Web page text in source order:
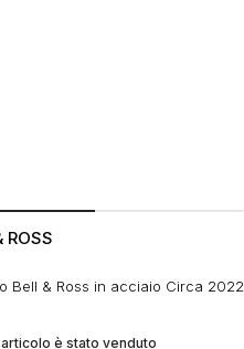
ROSS
Bell & Ross in acciaio Circa 2022
è stato venduto